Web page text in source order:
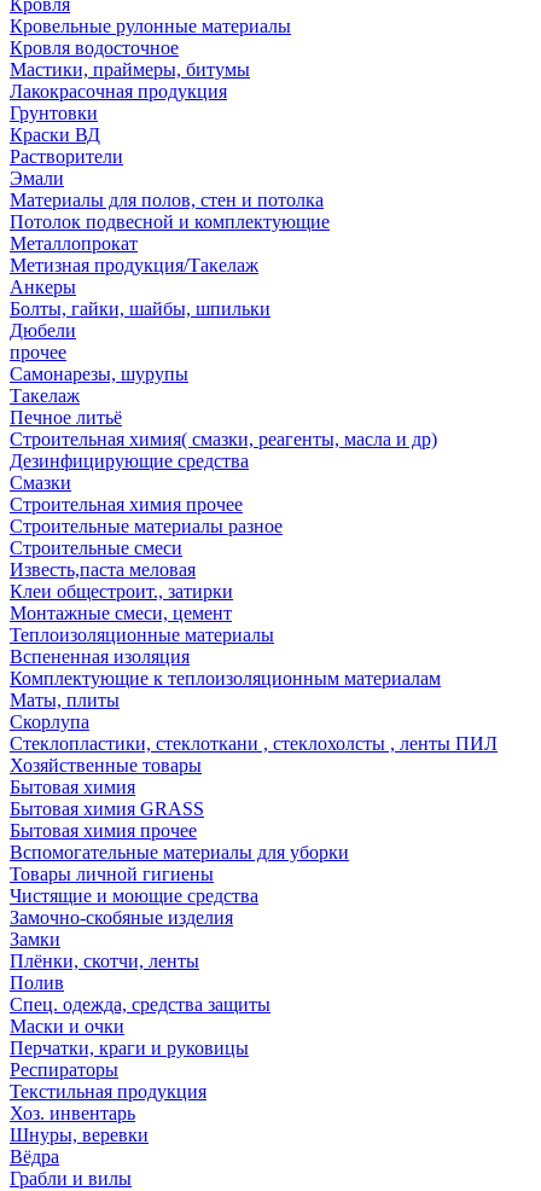
Кровля
Кровельные рулонные материалы
Кровля водосточное
Мастики, праймеры, битумы
Лакокрасочная продукция
Грунтовки
Краски ВД
Растворители
Эмали
Материалы для полов, стен и потолка
Потолок подвесной и комплектующие
Металлопрокат
Метизная продукция/Такелаж
Анкеры
Болты, гайки, шайбы, шпильки
Дюбели
прочее
Самонарезы, шурупы
Такелаж
Печное литьё
Строительная химия( смазки, реагенты, масла и др)
Дезинфицирующие средства
Смазки
Строительная химия прочее
Строительные материалы разное
Строительные смеси
Известь,паста меловая
Клеи общестроит., затирки
Монтажные смеси, цемент
Теплоизоляционные материалы
Вспененная изоляция
Комплектующие к теплоизоляционным материалам
Маты, плиты
Скорлупа
Стеклопластики, стеклоткани , стеклохолсты , ленты ПИЛ
Хозяйственные товары
Бытовая химия
Бытовая химия GRASS
Бытовая химия прочее
Вспомогательные материалы для уборки
Товары личной гигиены
Чистящие и моющие средства
Замочно-скобяные изделия
Замки
Плёнки, скотчи, ленты
Полив
Спец. одежда, средства защиты
Маски и очки
Перчатки, краги и руковицы
Респираторы
Текстильная продукция
Хоз. инвентарь
Шнуры, веревки
Вёдра
Грабли и вилы